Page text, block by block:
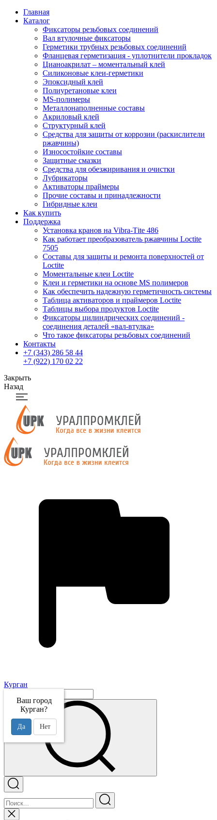
Главная
Каталог
Фиксаторы резьбовых соединений
Вал втулочные фиксаторы
Герметики трубных резьбовых соединений
Фланцевая герметизация - уплотнители прокладок
Цианоакрилат – моментальный клей
Силиконовые клеи-герметики
Эпоксидный клей
Полиуретановые клеи
MS-полимеры
Металлонаполненные составы
Акриловый клей
Структурный клей
Средства для защиты от коррозии (раскислители
ржавчины)
Износостойкие составы
Защитные смазки
Средства для обезжиривания и очистки
Лубрикаторы
Активаторы праймеры
Прочие составы и принадлежности
Гибридные клеи
Как купить
Поддержка
Установка кранов на Vibra-Тite 486
Как работает преобразователь ржавчины Loctite
7505
Составы для защиты и ремонта поверхностей от
Loctite
Моментальные клеи Loctite
Клеи и герметики на основе MS полимеров
Как обеспечить надежную герметичность системы
Таблица активаторов и праймеров Loctite
Таблицы выбора продуктов Loctite
Фиксаторы цилиндрических соединений -
соединения деталей «вал-втулка»
Что такое фиксаторы резьбовых соединений
Контакты
+7 (343) 286 58 44
+7 (922) 170 02 22
Закрыть
Назад
Курган
Ваш город
Курган?
Да Нет